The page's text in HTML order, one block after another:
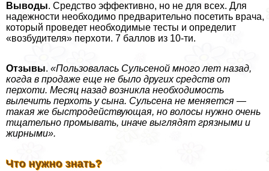
Выводы. Средство эффективно, но не для всех. Для
надежности необходимо предварительно посетить врача,
который проведет необходимые тесты и определит
«возбудителя» перхоти. 7 баллов из 10-ти.
Отзывы. «Пользовалась Сульсеной много лет назад,
когда в продаже еще не было других средств от
перхоти. Месяц назад возникла необходимость
вылечить перхоть у сына. Сульсена не меняется —
такая же быстродействующая, но волосы нужно очень
тщательно промывать, иначе выглядят грязными и
жирными».
Что нужно знать?